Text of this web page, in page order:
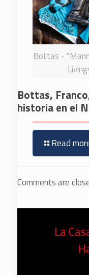
Bottas -
Bottas,
historia en el
Read
Comments are
La